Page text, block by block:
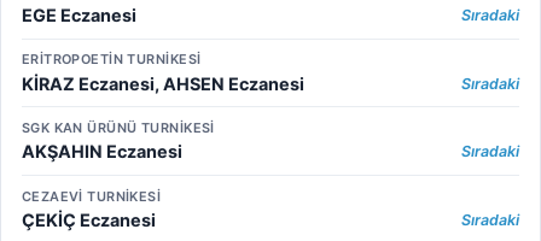
EGE Eczanesi Sıradaki
ERİTROPOETİN TURNİKESİ
KİRAZ Eczanesi, AHSEN Eczanesi Sıradaki
SGK KAN ÜRÜNÜ TURNİKESİ
AKŞAHIN Eczanesi Sıradaki
CEZAEVİ TURNİKESİ
ÇEKİÇ Eczanesi Sıradaki